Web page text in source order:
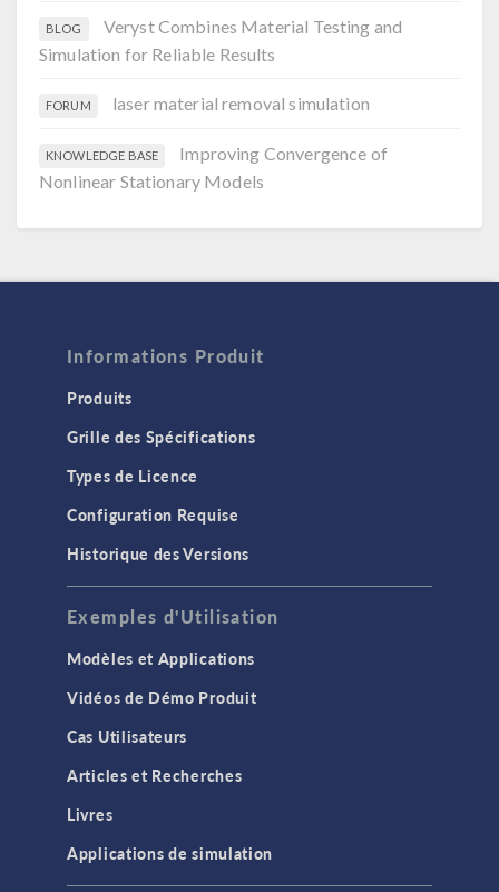
BLOG
Veryst Combines Material Testing and
Simulation for Reliable Results
FORUM laser material removal simulation
KNOWLEDGE BASE
Improving Convergence of
Nonlinear Stationary Models
Informations Produit
Produits
Grille des Spécifications
Types de Licence
Configuration Requise
Historique des Versions
Exemples d'Utilisation
Modèles et Applications
Vidéos de Démo Produit
Cas Utilisateurs
Articles et Recherches
Livres
Applications de simulation